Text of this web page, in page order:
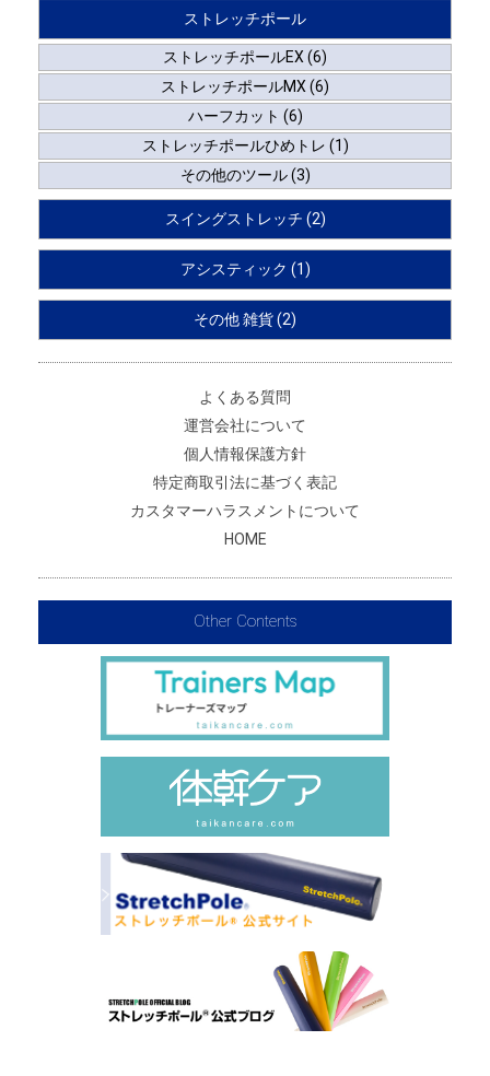
ストレッチポール
ストレッチポールEX (6)
ストレッチポールMX (6)
ハーフカット (6)
ストレッチポールひめトレ (1)
その他のツール (3)
スイングストレッチ (2)
アシスティック (1)
その他 雑貨 (2)
よくある質問
運営会社について
個人情報保護方針
特定商取引法に基づく表記
カスタマーハラスメントについて
HOME
Other Contents